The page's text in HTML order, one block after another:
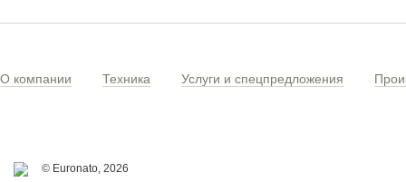
О компании Техника Услуги и спецпредложения
© Euronato, 2026